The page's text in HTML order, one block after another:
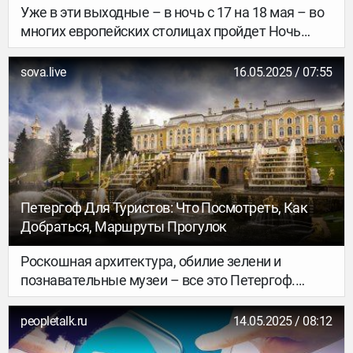
Уже в эти выходные – в ночь с 17 на 18 мая – во
многих европейских столицах пройдет Ночь
музеев, одно из главных арт-событий года.
Какие города участвуют, куда идти, что
смотреть и как не пропустить все самое сочное?
Рассказываем.
sova.live 16.05.2025 / 07:55
Петергоф Для Туристов: Что Посмотреть, Как
Добраться, Маршруты Прогулок
Роскошная архитектура, обилие зелени и
познавательные музеи – все это Петергоф.
Сюда едут, чтобы увидеть дворцово-парковый
комплекс времен Петра I c фонтанами в
позолоченных скульптурах – их около двухсот. А
peopletalk.ru 14.05.2025 / 08:12